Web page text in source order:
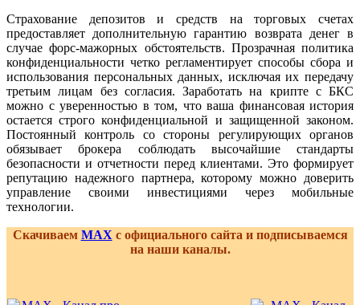
Страхование депозитов и средств на торговых счетах
предоставляет дополнительную гарантию возврата денег в
случае форс-мажорных обстоятельств. Прозрачная политика
конфиденциальности четко регламентирует способы сбора и
использования персональных данных, исключая их передачу
третьим лицам без согласия. Заработать на крипте с БКС
можно с уверенностью в том, что ваша финансовая история
остается строго конфиденциальной и защищенной законом.
Постоянный контроль со стороны регулирующих органов
обязывает брокера соблюдать высочайшие стандарты
безопасности и отчетности перед клиентами. Это формирует
репутацию надежного партнера, которому можно доверить
управление своими инвестициями через мобильные
технологии.
Скачиваем MAX с официального сайта и подписываемся
на наши каналы.